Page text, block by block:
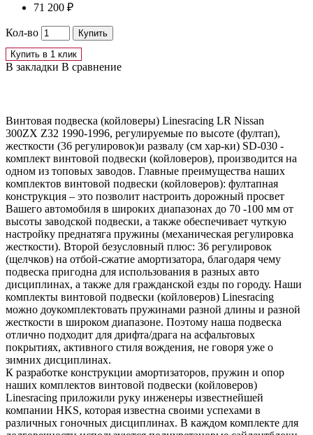
71 200 ₽
Кол-во
Купить
Купить в 1 клик
В закладки В сравнение
Винтовая подвеска (койловеры) Linesracing LR Nissan
300ZX Z32 1990-1996, регулируемые по высоте (фултап),
жесткости (36 регулировок)и развалу (см хар-ки) SD-030 -
комплект винтовой подвески (койловеров), производится на
одном из топовых заводов. Главные преимущества наших
комплектов винтовой подвески (койловеров): фултапная
конструкция – это позволит настроить дорожный просвет
Вашего автомобиля в широких диапазонах до 70 -100 мм от
высоты заводской подвески, а также обеспечивает чуткую
настройку преднатяга пружины (механическая регулировка
жесткости). Второй безусловный плюс: 36 регулировок
(щелчков) на отбой-сжатие амортизатора, благодаря чему
подвеска пригодна для использования в разных авто
дисциплинах, а также для гражданской езды по городу. Наши
комплекты винтовой подвески (койловеров) Linesracing
можно доукомплектовать пружинами разной длины и разной
жесткости в широком диапазоне. Поэтому наша подвеска
отлично подходит для дрифта/драга на асфальтовых
покрытиях, активного стиля вождения, не говоря уже о
зимних дисциплинах.
К разработке конструкции амортизаторов, пружин и опор
наших комплектов винтовой подвески (койловеров)
Linesracing приложили руку инженеры известнейшей
компании HKS, которая известна своими успехами в
различных гоночных дисциплинах. В каждом комплекте для